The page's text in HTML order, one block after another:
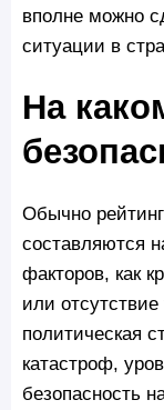
вполне можно
ситуации в
На
Обычно
составляются
факторов, как
или отсутствие
политическая
катастроф,
безопасность